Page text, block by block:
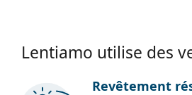
Lentiamo utilise des
Revêtement